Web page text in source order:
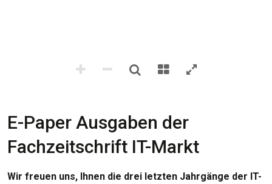
E-Paper Ausgaben der
Fachzeitschrift IT-Markt
Wir freuen uns, Ihnen die drei letzten Jahrgänge der IT-